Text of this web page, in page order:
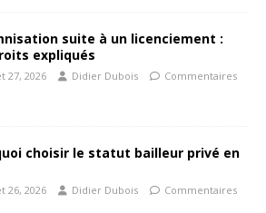
suite à un licenciement :
expliqués
27, 2026 Didier Dubois
Commentaires
choisir le statut bailleur privé en
26, 2026 Didier Dubois
Commentaires